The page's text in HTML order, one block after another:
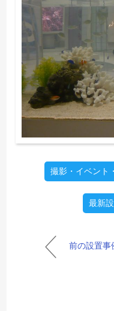
撮影・イベント
最新
前の設置事